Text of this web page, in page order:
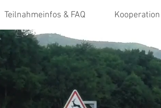
Teilnahmeinfos & FAQ Kooperation